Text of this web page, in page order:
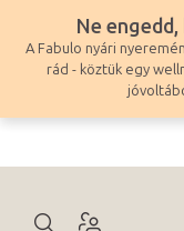
tartalomhoz
Ne
A Fabulo nyári
rád - köztük egy